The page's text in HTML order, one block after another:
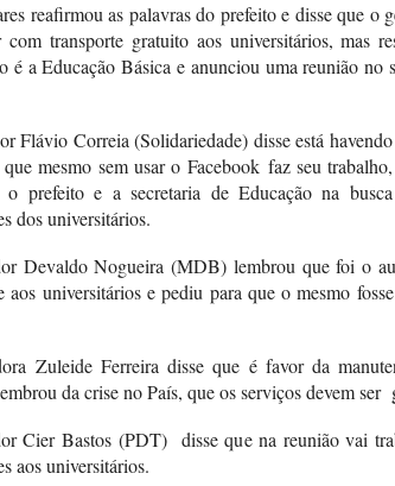
reafirmou as palavras do prefeito e disse que o
com transporte gratuito aos universitários, mas
é a Educação Básica e anunciou uma reunião no
Flávio Correia (Solidariedade) disse está
mesmo sem usar o Facebook faz seu
o prefeito e a secretaria de Educação na
dos universitários.
Devaldo Nogueira (MDB) lembrou que foi o
aos universitários e pediu para que o mesmo
Zuleide Ferreira disse que é favor da
da crise no País, que os serviços devem ser
Cier Bastos (PDT) disse que na reunião vai
aos universitários.